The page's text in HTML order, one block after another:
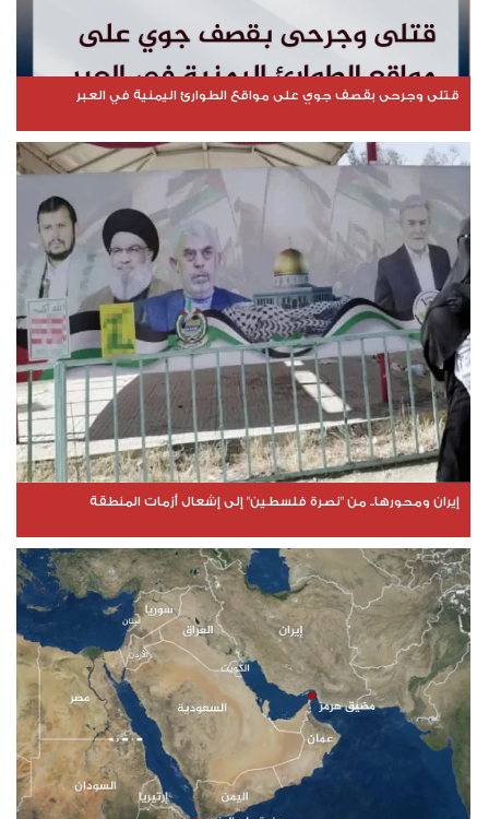
قتلى وجرحى بقصف جوي على مواقع الطوارئ اليمنية في العبر
إيران ومحورها.. من "نصرة فلسطين" إلى إشعال أزمات المنطقة